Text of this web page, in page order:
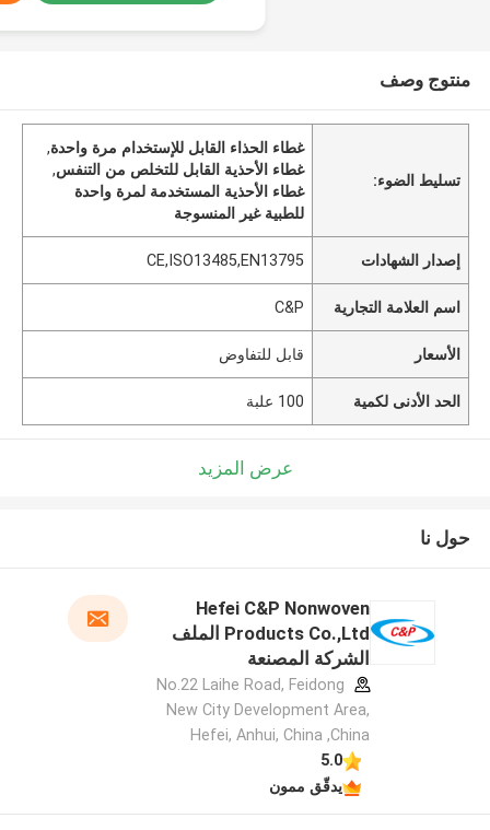
منتوج وصف
تسليط الضوء:
غطاء الحذاء القابل للإستخدام مرة واحدة,
غطاء الأحذية القابل للتخلص من التنفس,
غطاء الأحذية المستخدمة لمرة واحدة
للطبية غير المنسوجة
إصدار الشهادات CE,ISO13485,EN13795
اسم العلامة التجارية C&P
الأسعار قابل للتفاوض
الحد الأدنى لكمية 100 علبة
عرض المزيد
حول نا
Hefei C&P Nonwoven
Products Co.,Ltd الملف
الشركة المصنعة
No.22 Laihe Road, Feidong
New City Development Area,
Hefei, Anhui, China ,China
5.0
يدقّق ممون